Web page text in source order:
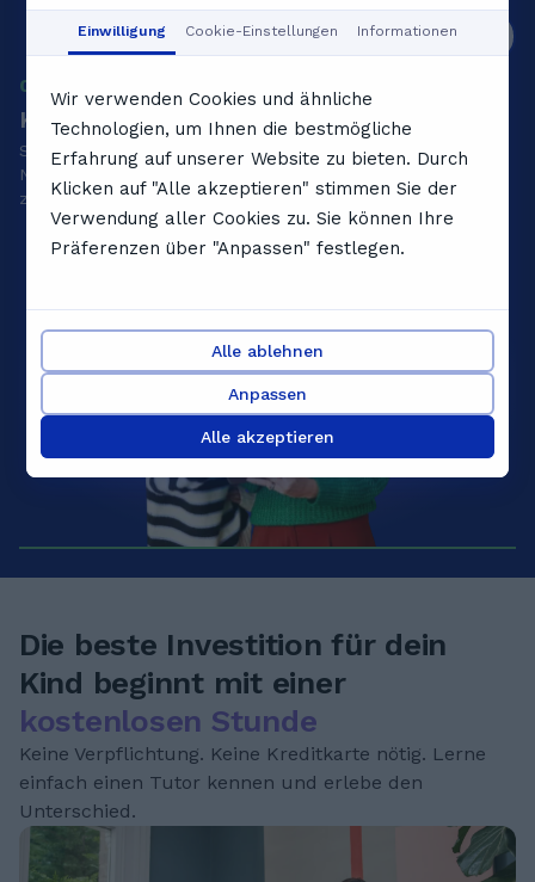
01
Kostenlose Probestunde buchen
Sag uns deine Ziele und wir finden eine private
Nachhilfelehrkraft, die zum Niveau, zur Persönlichkeit und
zum Tempo deines Kindes passt.
Die beste Investition für dein
Kind beginnt mit einer
kostenlosen Stunde
Keine Verpflichtung. Keine Kreditkarte nötig. Lerne
einfach einen Tutor kennen und erlebe den
Unterschied.
Einwilligung Cookie-Einstellungen Informationen
Wir verwenden Cookies und ähnliche
Technologien, um Ihnen die bestmögliche
Erfahrung auf unserer Website zu bieten. Durch
Klicken auf "Alle akzeptieren" stimmen Sie der
Verwendung aller Cookies zu. Sie können Ihre
Präferenzen über "Anpassen" festlegen.
Alle ablehnen
Anpassen
Alle akzeptieren